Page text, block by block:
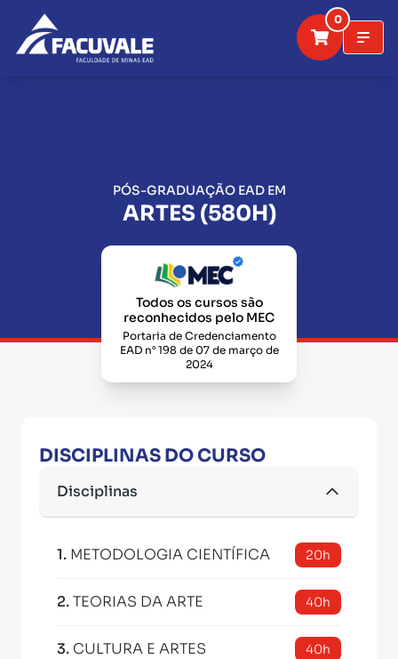
0
PÓS-GRADUAÇÃO EAD EM
ARTES (580H)
Todos os cursos são
reconhecidos pelo MEC
Portaria de Credenciamento
EAD n° 198 de 07 de março de
2024
DISCIPLINAS DO CURSO
Disciplinas
1. METODOLOGIA CIENTÍFICA 20h
2.TEORIAS DA ARTE 40h
3. CULTURA E ARTES 40h